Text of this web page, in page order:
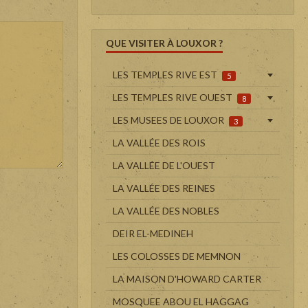
QUE VISITER À LOUXOR ?
LES TEMPLES RIVE EST 5
LES TEMPLES RIVE OUEST 8
LES MUSEES DE LOUXOR 3
LA VALLÉE DES ROIS
LA VALLÉE DE L'OUEST
LA VALLÉE DES REINES
LA VALLÉE DES NOBLES
DEIR EL-MEDINEH
LES COLOSSES DE MEMNON
LA MAISON D'HOWARD CARTER
MOSQUEE ABOU EL HAGGAG